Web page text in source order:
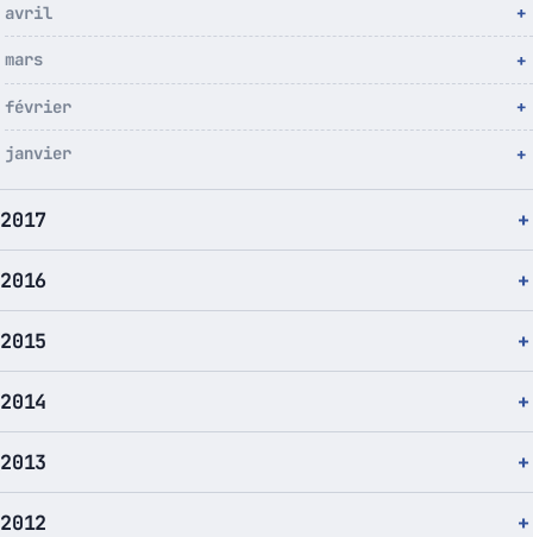
avril
mars
février
janvier
2017
2016
2015
2014
2013
2012